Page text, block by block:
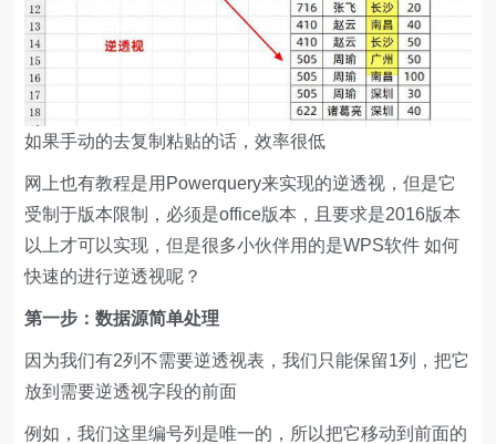
如果手动的去复制粘贴的话，效率很低
网上也有教程是用Powerquery来实现的逆透视，但是它
受制于版本限制，必须是office版本，且要求是2016版本
以上才可以实现，但是很多小伙伴用的是WPS软件 如何
快速的进行逆透视呢？
第一步：数据源简单处理
因为我们有2列不需要逆透视表，我们只能保留1列，把它
放到需要逆透视字段的前面
例如，我们这里编号列是唯一的，所以把它移动到前面的